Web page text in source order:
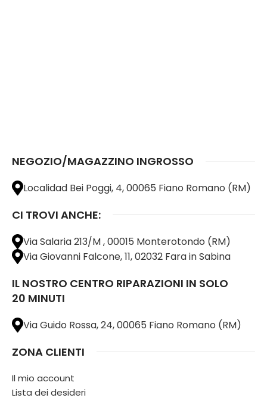
NEGOZIO/MAGAZZINO INGROSSO
Localidad Bei Poggi, 4, 00065 Fiano Romano (RM)
CI TROVI ANCHE:
Via Salaria 213/M , 00015 Monterotondo (RM)
Via Giovanni Falcone, 11, 02032 Fara in Sabina
IL NOSTRO CENTRO RIPARAZIONI IN SOLO
20 MINUTI
Via Guido Rossa, 24, 00065 Fiano Romano (RM)
ZONA CLIENTI
Il mio account
Lista dei desideri